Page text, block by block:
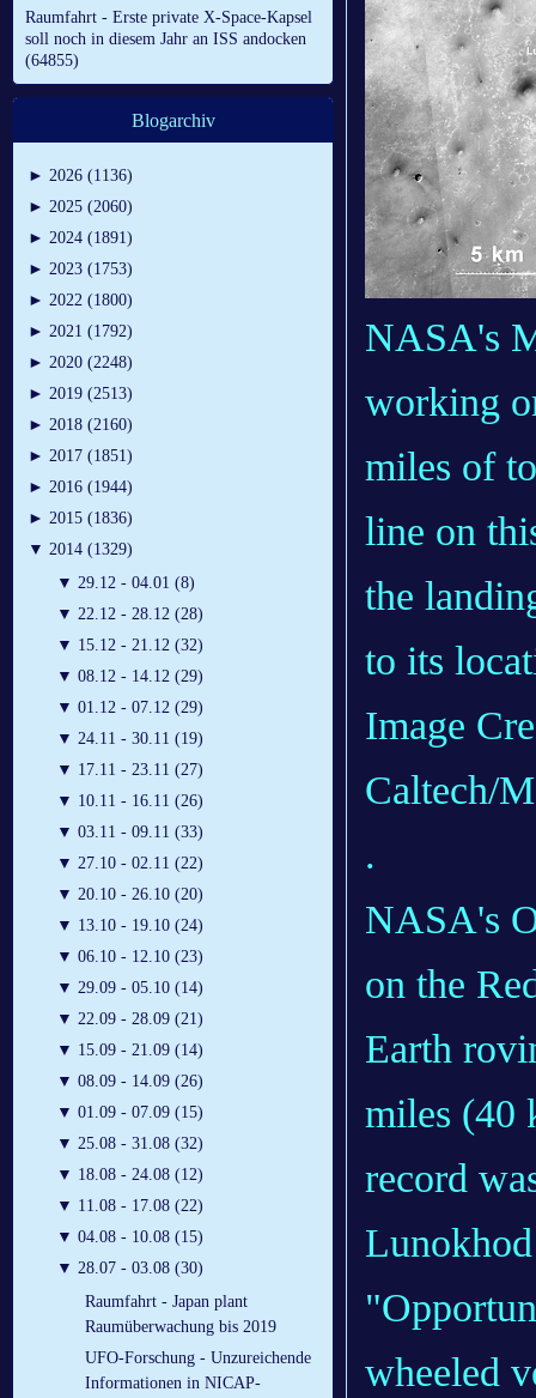
Raumfahrt - Erste private X-Space-Kapsel
soll noch in diesem Jahr an ISS andocken
(64855)
Blogarchiv
► 2026 (1136)
► 2025 (2060)
► 2024 (1891)
► 2023 (1753)
► 2022 (1800)
► 2021 (1792)
► 2020 (2248)
► 2019 (2513)
► 2018 (2160)
► 2017 (1851)
► 2016 (1944)
► 2015 (1836)
▼ 2014 (1329)
▼ 29.12 - 04.01 (8)
▼ 22.12 - 28.12 (28)
▼ 15.12 - 21.12 (32)
▼ 08.12 - 14.12 (29)
▼ 01.12 - 07.12 (29)
▼ 24.11 - 30.11 (19)
▼ 17.11 - 23.11 (27)
▼ 10.11 - 16.11 (26)
▼ 03.11 - 09.11 (33)
▼ 27.10 - 02.11 (22)
▼ 20.10 - 26.10 (20)
▼ 13.10 - 19.10 (24)
▼ 06.10 - 12.10 (23)
▼ 29.09 - 05.10 (14)
▼ 22.09 - 28.09 (21)
▼ 15.09 - 21.09 (14)
▼ 08.09 - 14.09 (26)
▼ 01.09 - 07.09 (15)
▼ 25.08 - 31.08 (32)
▼ 18.08 - 24.08 (12)
▼ 11.08 - 17.08 (22)
▼ 04.08 - 10.08 (15)
▼ 28.07 - 03.08 (30)
Raumfahrt - Japan plant
Raumüberwachung bis 2019
UFO-Forschung - Unzureichende
Informationen in NICAP-
NASA's
working
miles of
line on
the
to its
Image
Caltech/
.
NASA's
on the
Earth
miles (40
record
wheeled